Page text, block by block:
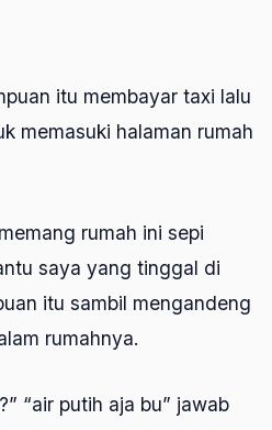
itu membayar taxi lalu
memasuki halaman rumah
rumah ini sepi
saya yang tinggal di
itu sambil mengandeng
rumahnya.
“air putih aja bu” jawab